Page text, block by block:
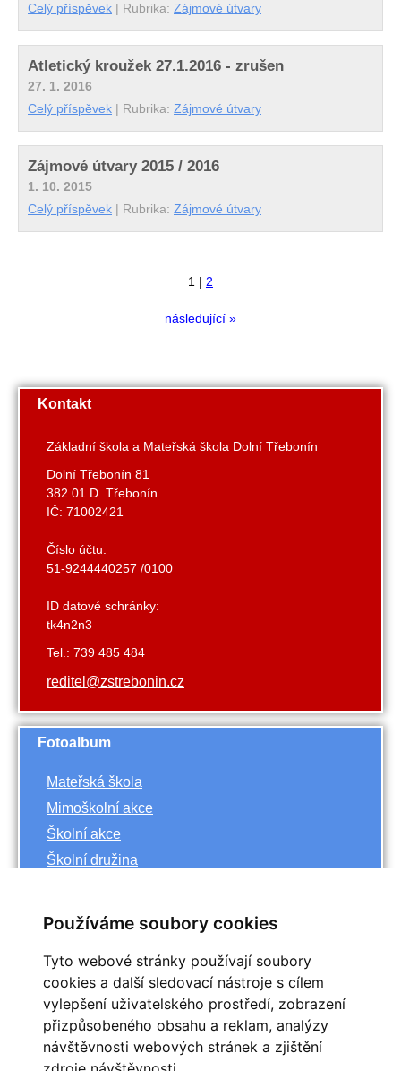
Používáme soubory cookies
Tyto webové stránky používají soubory
cookies a další sledovací nástroje s cílem
vylepšení uživatelského prostředí, zobrazení
přizpůsobeného obsahu a reklam, analýzy
návštěvnosti webových stránek a zjištění
Celý příspěvek | Rubrika: Zájmové útvary
Atletický kroužek 27.1.2016 - zrušen
27. 1. 2016
Celý příspěvek | Rubrika: Zájmové útvary
Zájmové útvary 2015 / 2016
1. 10. 2015
Celý příspěvek | Rubrika: Zájmové útvary
1 | 2
následující »
Kontakt
Základní škola a Mateřská škola Dolní Třebonín
Dolní Třebonín 81
382 01 D. Třebonín
IČ: 71002421
Číslo účtu:
51-9244440257 /0100
ID datové schránky:
tk4n2n3
Tel.: 739 485 484
reditel@zstrebonin.cz
Fotoalbum
Mateřská škola
Mimoškolní akce
Školní akce
Školní družina
<< říjen
<< 2023
>>
Po
Út St Čt Pá So